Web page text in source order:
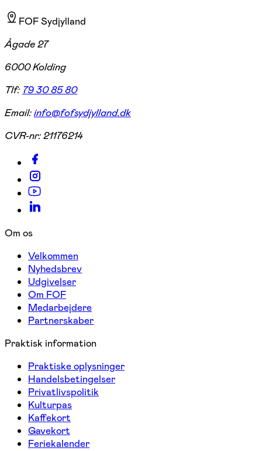
FOF Sydjylland
Ågade 27
6000 Kolding
Tlf: 79 30 85 80
Email:info@fofsydjylland.dk
CVR-nr:21176214
Om os
Velkommen
Nyhedsbrev
Udgivelser
Om FOF
Medarbejdere
Partnerskaber
Praktisk information
Praktiske oplysninger
Handelsbetingelser
Privatlivspolitik
Kulturpas
Kaffekort
Gavekort
Feriekalender